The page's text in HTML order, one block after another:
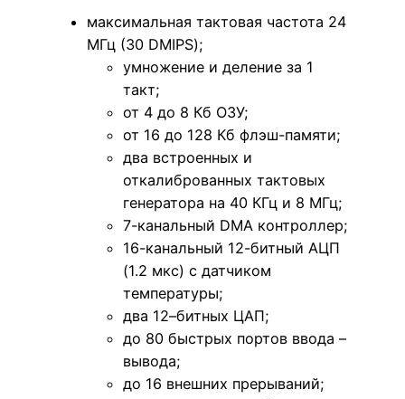
максимальная тактовая частота 24
МГц (30 DMIPS);
умножение и деление за 1
такт;
от 4 до 8 Кб ОЗУ;
от 16 до 128 Кб флэш-памяти;
два встроенных и
откалиброванных тактовых
генератора на 40 КГц и 8 МГц;
7-канальный DMA контроллер;
16-канальный 12-битный АЦП
(1.2 мкс) с датчиком
температуры;
два 12–битных ЦАП;
до 80 быстрых портов ввода –
вывода;
до 16 внешних прерываний;